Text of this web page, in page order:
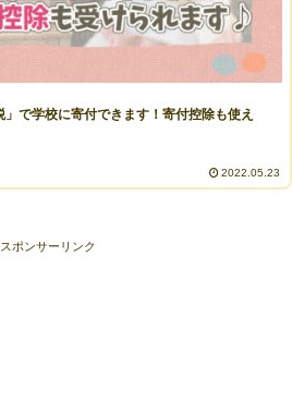
で学校に寄付できます！寄付控除も使え
2022.05.23
スポンサーリンク